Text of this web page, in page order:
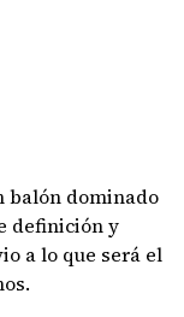
balón dominado
definición y
a lo que será el